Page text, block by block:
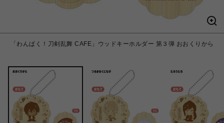
「わんぱく！刀剣乱舞 CAFE」ウッドキーホルダー 第３弾 おおくりから